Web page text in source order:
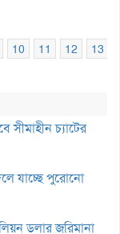
10 11 12 13
সীমাহীন চ্যাটের
যাচ্ছে পুরোনো
ডলার জরিমানা